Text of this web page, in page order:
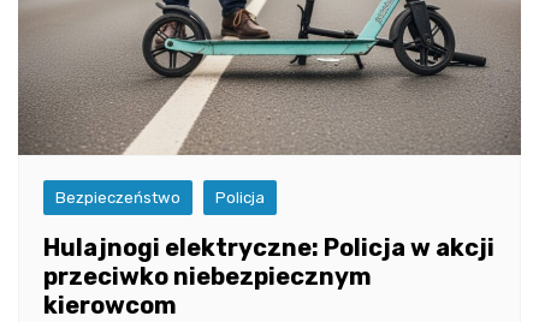
Bezpieczeństwo Policja
Hulajnogi elektryczne: Policja w akcji
przeciwko niebezpiecznym
kierowcom